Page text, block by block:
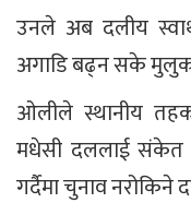
उनले अब दलीय
अगाडि बढ्न सके
ओलीले स्थानीय
मधेसी दललाई संकेत
गर्दैमा चुनाव नरोकिने